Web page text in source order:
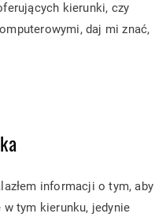
kierunki, czy
daj mi znać,
informacji o tym, aby
tym kierunku, jedynie